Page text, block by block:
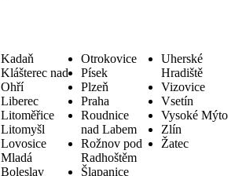
Kadaň
Klášterec nad
Ohří
Liberec
Litoměřice
Litomyšl
Lovosice
Mladá
Boleslav
Otrokovice
Písek
Plzeň
Praha
Roudnice
nad Labem
Rožnov pod
Radhoštěm
Šlapanice
Uherské
Hradiště
Vizovice
Vsetín
Vysoké Mýto
Zlín
Žatec